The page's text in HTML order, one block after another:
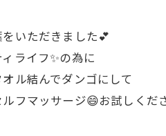
いただきました💕
ライフ✨の為に
ル結んでダンゴにして
フマッサージ😄お試しくだ